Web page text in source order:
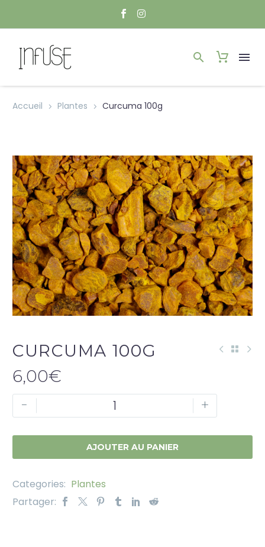
Accueil Plantes Curcuma 100g
CURCUMA 100G
6,00€
- +
AJOUTER AU PANIER
Categories: Plantes
Partager: